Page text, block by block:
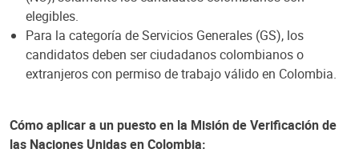
elegibles.
Para la categoría de Servicios Generales (GS), los
candidatos deben ser ciudadanos colombianos o
extranjeros con permiso de trabajo válido en Colombia.
Cómo aplicar a un puesto en la Misión de Verificación de
las Naciones Unidas en Colombia: